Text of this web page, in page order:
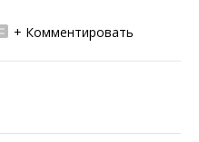
+ Комментировать